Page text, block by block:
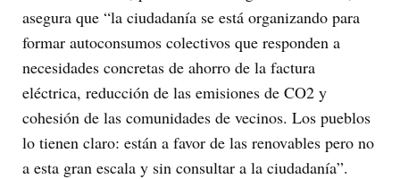
asegura que “la ciudadanía se está organizando para
formar autoconsumos colectivos que responden a
necesidades concretas de ahorro de la factura
eléctrica, reducción de las emisiones de CO2 y
cohesión de las comunidades de vecinos. Los pueblos
lo tienen claro: están a favor de las renovables pero no
a esta gran escala y sin consultar a la ciudadanía”.